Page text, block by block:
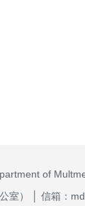
of
室） │ 信箱：